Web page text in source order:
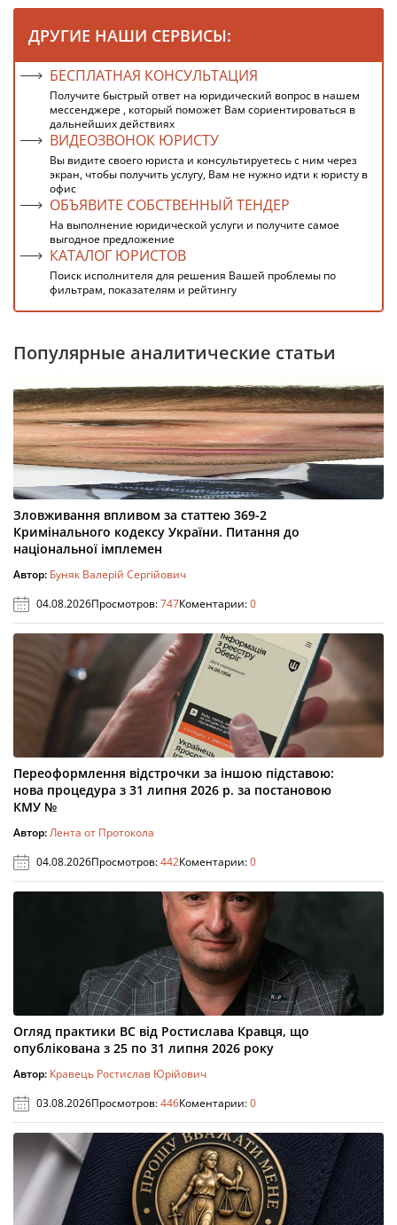
ДРУГИЕ НАШИ СЕРВИСЫ:
БЕСПЛАТНАЯ КОНСУЛЬТАЦИЯ
Получите быстрый ответ на юридический вопрос в нашем
мессенджере , который поможет Вам сориентироваться в
дальнейших действиях
ВИДЕОЗВОНОК ЮРИСТУ
Вы видите своего юриста и консультируетесь с ним через
экран, чтобы получить услугу, Вам не нужно идти к юристу в
офис
ОБЪЯВИТЕ СОБСТВЕННЫЙ ТЕНДЕР
На выполнение юридической услуги и получите самое
выгодное предложение
КАТАЛОГ ЮРИСТОВ
Поиск исполнителя для решения Вашей проблемы по
фильтрам, показателям и рейтингу
Популярные аналитические статьи
Зловживання впливом за статтею 369-2
Кримінального кодексу України. Питання до
національної імплемен
Автор: Буняк Валерій Сергійович
04.08.2026Просмотров:747Коментарии:0
Переоформлення відстрочки за іншою підставою:
нова процедура з 31 липня 2026 р. за постановою
КМУ №
Автор:Лента от Протокола
04.08.2026Просмотров:442Коментарии:0
Огляд практики ВС від Ростислава Кравця, що
опублікована з 25 по 31 липня 2026 року
Автор: Кравець Ростислав Юрійович
03.08.2026Просмотров:446Коментарии:0